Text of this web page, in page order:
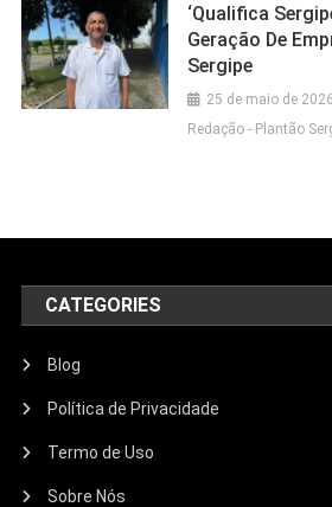
‘Qualifica
Geração De
Sergipe
25 de maio de 2026
Redação - Plantão
CATEGORIES
Blog
Política de Privacidade
Termo de Uso
Sobre Nós